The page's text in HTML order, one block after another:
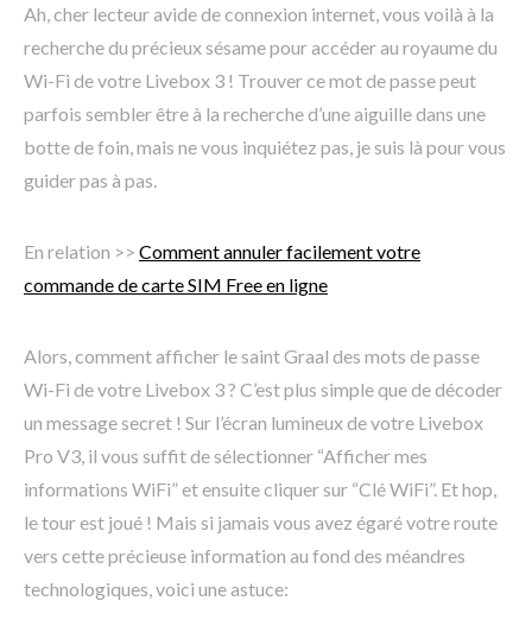
Ah, cher lecteur avide de connexion internet, vous voilà à la
recherche du précieux sésame pour accéder au royaume du
Wi-Fi de votre Livebox 3 ! Trouver ce mot de passe peut
parfois sembler être à la recherche d’une aiguille dans une
botte de foin, mais ne vous inquiétez pas, je suis là pour vous
guider pas à pas.
En relation >> Comment annuler facilement votre
commande de carte SIM Free en ligne
Alors, comment afficher le saint Graal des mots de passe
Wi-Fi de votre Livebox 3 ? C’est plus simple que de décoder
un message secret ! Sur l’écran lumineux de votre Livebox
Pro V3, il vous suffit de sélectionner “Afficher mes
informations WiFi” et ensuite cliquer sur “Clé WiFi”. Et hop,
le tour est joué ! Mais si jamais vous avez égaré votre route
vers cette précieuse information au fond des méandres
technologiques, voici une astuce: